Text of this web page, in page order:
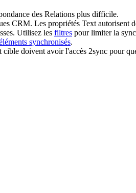
des Relations plus difficile.
CRM. Les propriétés Text autorisent
Utilisez les filtres pour limiter la
synchronisés.
cible doivent avoir l'accès 2sync pour